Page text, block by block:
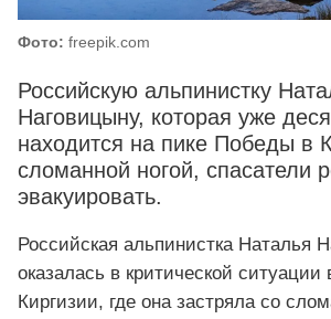
Фото: freepik.com
Российскую альпинистку
Наговицыну, которая уже
находится на пике Победы в
сломанной ногой, спасатели
эвакуировать.
Российская альпинистка Наталья
оказалась в критической ситуации
Киргизии, где она застряла со